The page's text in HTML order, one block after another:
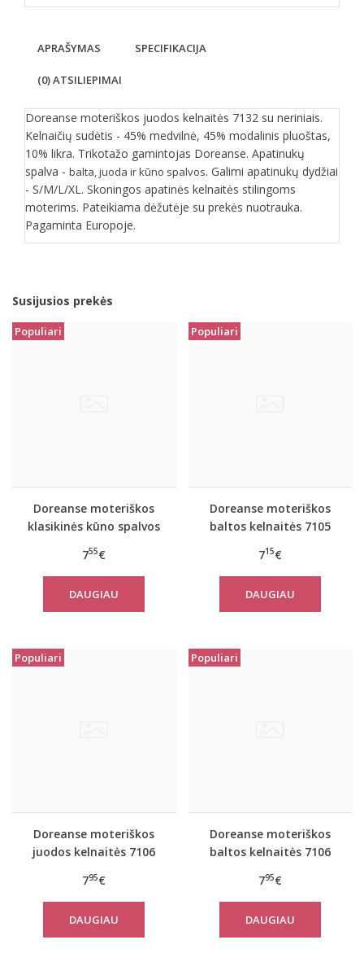
APRAŠYMAS SPECIFIKACIJA
(0) ATSILIEPIMAI
Doreanse moteriškos juodos kelnaitės 7132 su neriniais.
Kelnaičių sudėtis - 45% medvilnė, 45% modalinis pluoštas,
10% likra. Trikotažo gamintojas Doreanse. Apatinukų
spalva - balta, juoda ir kūno spalvos. Galimi apatinukų dydžiai
- S/M/L/XL. Skoningos apatinės kelnaitės stilingoms
moterims. Pateikiama dėžutėje su prekės nuotrauka.
Pagaminta Europoje.
Susijusios prekės
Populiari
Doreanse moteriškos
klasikinės kūno spalvos
755€
DAUGIAU
Populiari
Doreanse moteriškos
baltos kelnaitės 7105
715€
DAUGIAU
Populiari
Doreanse moteriškos
juodos kelnaitės 7106
795€
DAUGIAU
Populiari
Doreanse moteriškos
baltos kelnaitės 7106
795€
DAUGIAU